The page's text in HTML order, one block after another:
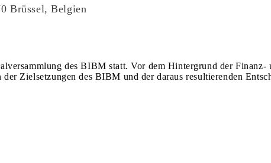
Brüssel, Belgien
des BIBM statt. Vor dem Hintergrund der Finanz-
Zielsetzungen des BIBM und der daraus resultierenden